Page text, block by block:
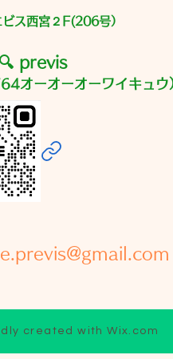
は ただの
ス西宮２F(206号）
🔍 previs
オーオーオーワイキュウ
created withWix.com